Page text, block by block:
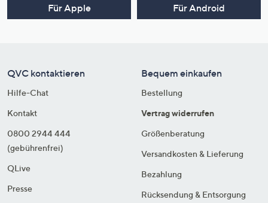
Für Apple Für Android
QVC kontaktieren
Hilfe-Chat
Kontakt
0800 2944 444
(gebührenfrei)
QLive
Presse
Bequem einkaufen
Bestellung
Vertrag widerrufen
Größenberatung
Versandkosten & Lieferung
Bezahlung
Rücksendung & Entsorgung